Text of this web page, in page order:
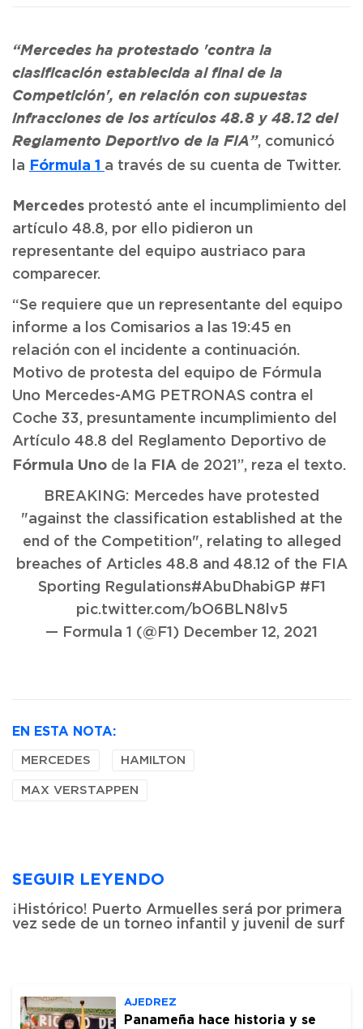
“Mercedes ha protestado 'contra la
clasificación establecida al final de la
Competición', en relación con supuestas
infracciones de los artículos 48.8 y 48.12 del
Reglamento Deportivo de la FIA”, comunicó
la Fórmula 1 a través de su cuenta de Twitter.
Mercedes protestó ante el incumplimiento del
artículo 48.8, por ello pidieron un
representante del equipo austriaco para
comparecer.
“Se requiere que un representante del equipo
informe a los Comisarios a las 19:45 en
relación con el incidente a continuación.
Motivo de protesta del equipo de Fórmula
Uno Mercedes-AMG PETRONAS contra el
Coche 33, presuntamente incumplimiento del
Artículo 48.8 del Reglamento Deportivo de
Fórmula Uno de la FIA de 2021”, reza el texto.
BREAKING: Mercedes have protested
"against the classification established at the
end of the Competition", relating to alleged
breaches of Articles 48.8 and 48.12 of the FIA
Sporting Regulations#AbuDhabiGP #F1
pic.twitter.com/bO6BLN8lv5
— Formula 1 (@F1) December 12, 2021
EN ESTA NOTA:
MERCEDES HAMILTON
MAX VERSTAPPEN
SEGUIR LEYENDO
¡Histórico! Puerto Armuelles será por primera
vez sede de un torneo infantil y juvenil de surf
AJEDREZ
Panameña hace historia y se